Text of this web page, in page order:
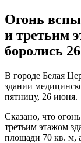
Огонь
и третьим
боролись
В городе Белая
здании
пятницу, 26 июня.
Сказано, что
третьим этажом
площади 70 кв. м,